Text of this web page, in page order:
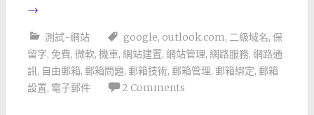
→
測試-網站 google, outlook.com, 二級域名, 保
留字, 免費, 微軟, 機車, 網站建置, 網站管理, 網路服務, 網路通
訊, 自由郵箱, 郵箱問題, 郵箱技術, 郵箱管理, 郵箱綁定, 郵箱
設置, 電子郵件 2 Comments